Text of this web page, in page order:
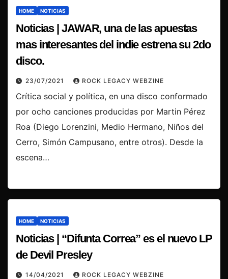
HOME NOTICIAS
Noticias | JAWAR, una de las apuestas
mas interesantes del indie estrena su 2do
disco.
23/07/2021 ROCK LEGACY WEBZINE
Crítica social y política, en una disco conformado
por ocho canciones producidas por Martin Pérez
Roa (Diego Lorenzini, Medio Hermano, Niños del
Cerro, Simón Campusano, entre otros). Desde la
escena…
HOME NOTICIAS
Noticias | “Difunta Correa” es el nuevo LP
de Devil Presley
14/04/2021 ROCK LEGACY WEBZINE